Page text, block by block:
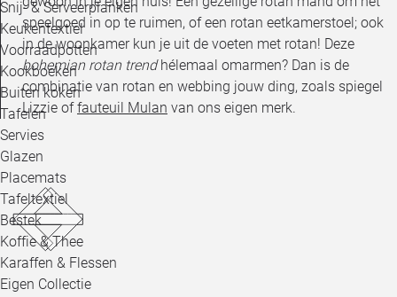
Snij- & Serveerplanken
Keukentextiel
Voorraadpotten
Kookboeken
Buiten koken
Tafelen
Servies
Glazen
Placemats
Tafeltextiel
Bestek
Koffie & Thee
Karaffen & Flessen
Eigen Collectie
speelgoed in op te ruimen, of een rotan eetkamerstoel; ook
in de woonkamer kun je uit de voeten met rotan! Deze
bohemian rotan trendhélemaal omarmen? Dan is de
combinatie van rotan en webbing jouw ding, zoals spiegel
Lizzie offauteuil Mulan van ons eigen merk.